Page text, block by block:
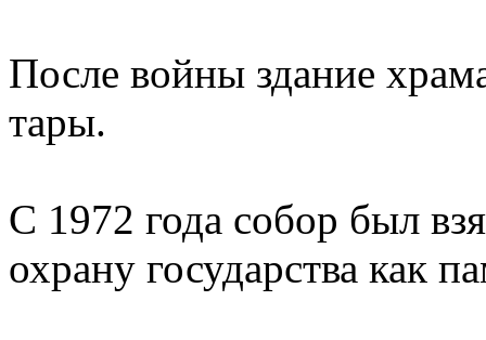
После войны здание
тары.
С 1972 года собор был
охрану государства как